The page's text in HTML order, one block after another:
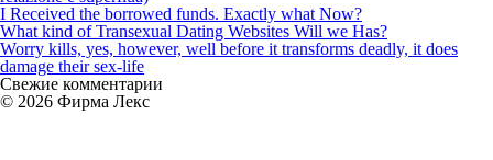
I Received the borrowed funds. Exactly what Now?
What kind of Transexual Dating Websites Will we Has?
Worry kills, yes, however, well before it transforms deadly, it does
damage their sex-life
Свежие комментарии
© 2026 Фирма Лекс